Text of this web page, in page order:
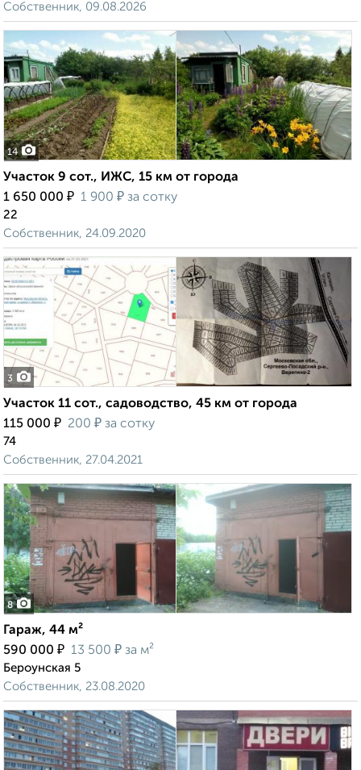
Собственник, 09.08.2026
14
Участок 9 сот., ИЖС, 15 км от города
1 650 000 ₽ 1 900 ₽ за сотку
22
Собственник, 24.09.2020
3
Участок 11 сот., садоводство, 45 км от города
115 000 ₽ 200 ₽ за сотку
74
Собственник, 27.04.2021
8
Гараж, 44 м²
590 000 ₽ 13 500 ₽ за м²
Бероунская 5
Собственник, 23.08.2020